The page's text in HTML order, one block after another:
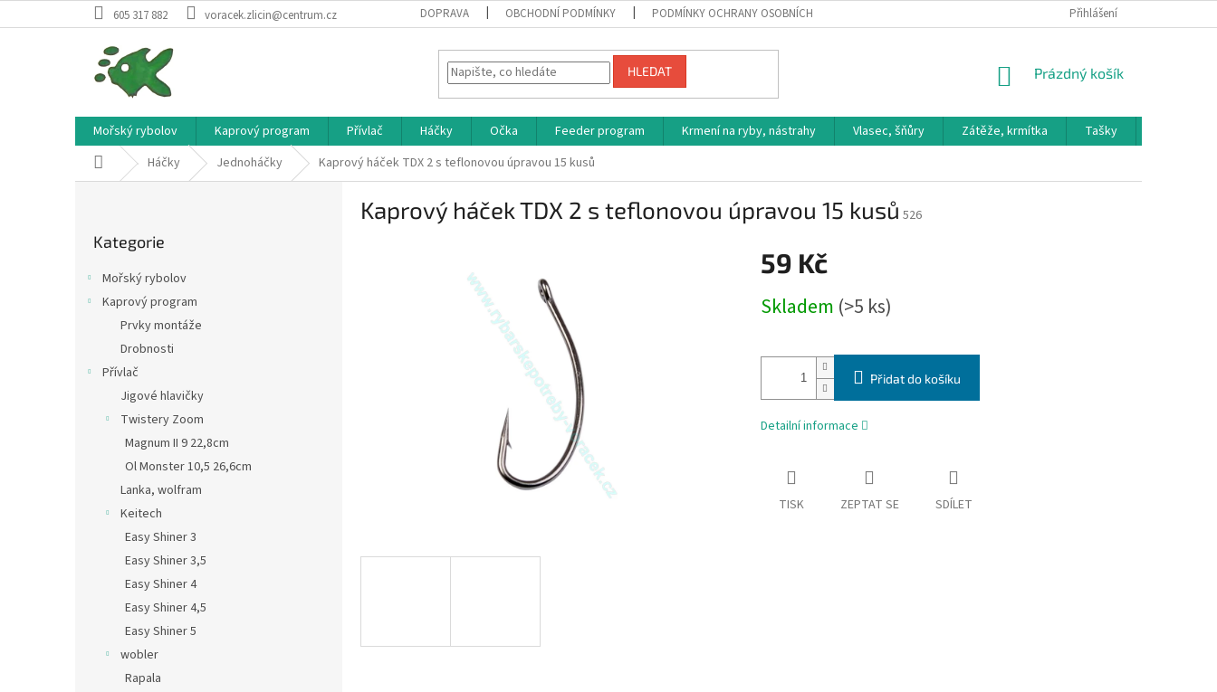
na
605 317 882 voracek.zlicin@centrum.cz DOPRAVA OBCHODNÍ PODMÍNKY PODMÍNKY OCHRANY OSOBNÍCH ÚDAJŮ Přihlášení
HLEDAT
NÁKUPNÍ
Prázdný košík
Mořský rybolov Kaprový program Přívlač Háčky Očka Feeder program Krmení na ryby, nástrahy Vlasec, šňůry Zátěže, krmítka Tašky
Domů Háčky Jednoháčky Kaprový háček TDX 2 s teflonovou úpravou 15 kusů
kategorie
Kategorie
Mořský rybolov
Kaprový program
Prvky montáže
Drobnosti
Přívlač
Jigové hlavičky
Twistery Zoom
Magnum II 9 22,8cm
Ol Monster 10,5 26,6cm
Lanka, wolfram
Keitech
Easy Shiner 3
Easy Shiner 3,5
Easy Shiner 4
Easy Shiner 4,5
Easy Shiner 5
wobler
Rapala
Kaprový háček TDX 2 s teflonovou úpravou 15 kusů 526
59 Kč
cena:
Skladem (>5 ks)
Přidat do košíku
Detailní informace
TISK ZEPTAT SE SDÍLET